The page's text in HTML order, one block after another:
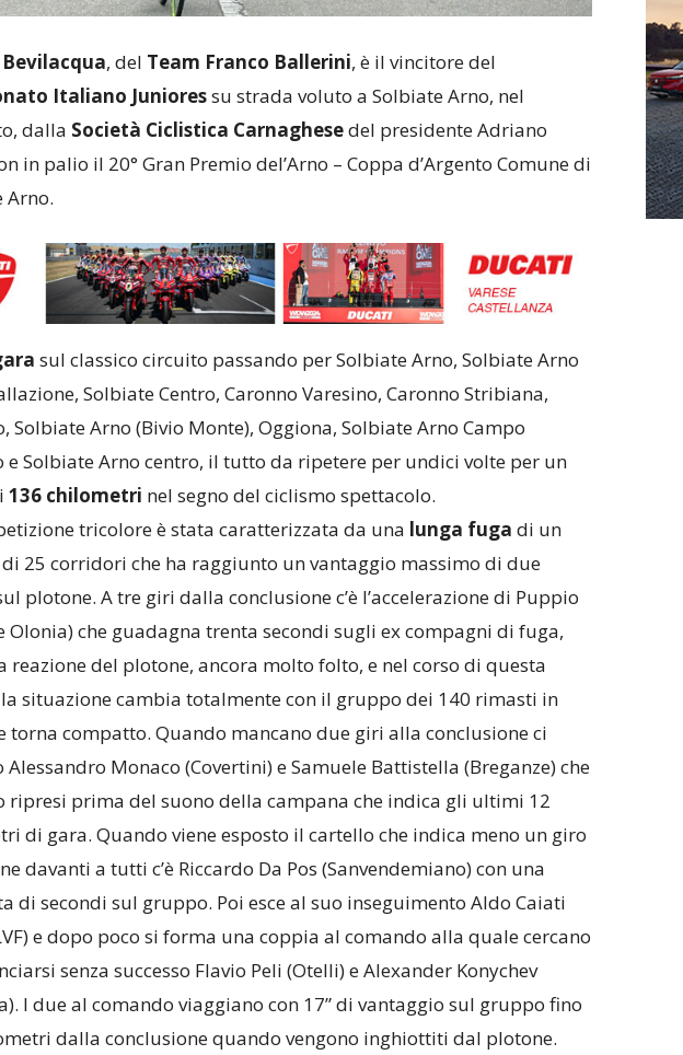
, del Team Franco Ballerini, è il vincitore del
Italiano Junioressu strada voluto a Solbiate Arno, nel
dalla Società Ciclistica Carnaghesedel presidente Adriano
in palio il 20° Gran Premio del’Arno – Coppa d’Argento Comune di
Arno.
sul classico circuito passando per Solbiate Arno, Solbiate Arno
Solbiate Centro, Caronno Varesino, Caronno Stribiana,
Solbiate Arno (Bivio Monte), Oggiona, Solbiate Arno Campo
e Solbiate Arno centro, il tutto da ripetere per undici volte per un
136 chilometri nel segno del ciclismo spettacolo.
tricolore è stata caratterizzata da una lunga fuga di un
25 corridori che ha raggiunto un vantaggio massimo di due
plotone. A tre giri dalla conclusione c’è l’accelerazione di Puppio
Olonia) che guadagna trenta secondi sugli ex compagni di fuga,
reazione del plotone, ancora molto folto, e nel corso di questa
situazione cambia totalmente con il gruppo dei 140 rimasti in
torna compatto. Quando mancano due giri alla conclusione ci
Alessandro Monaco (Covertini) e Samuele Battistella (Breganze) che
ripresi prima del suono della campana che indica gli ultimi 12
di gara. Quando viene esposto il cartello che indica meno un giro
davanti a tutti c’è Riccardo Da Pos (Sanvendemiano) con una
di secondi sul gruppo. Poi esce al suo inseguimento Aldo Caiati
e dopo poco si forma una coppia al comando alla quale cercano
senza successo Flavio Peli (Otelli) e Alexander Konychev
I due al comando viaggiano con 17” di vantaggio sul gruppo fino
dalla conclusione quando vengono inghiottiti dal plotone.